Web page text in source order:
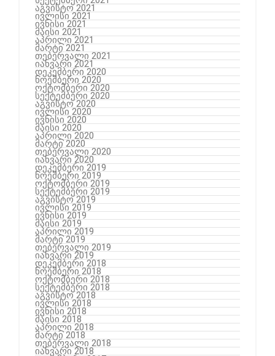
აგვისტო 2021
ივლისი 2021
ივნისი 2021
მაისი 2021
აპრილი 2021
მარტი 2021
თებერვალი 2021
იანვარი 2021
დეკემბერი 2020
ნოემბერი 2020
ოქტომბერი 2020
სექტემბერი 2020
აგვისტო 2020
ივლისი 2020
ივნისი 2020
მაისი 2020
აპრილი 2020
მარტი 2020
თებერვალი 2020
იანვარი 2020
დეკემბერი 2019
ნოემბერი 2019
ოქტომბერი 2019
სექტემბერი 2019
აგვისტო 2019
ივლისი 2019
ივნისი 2019
მაისი 2019
აპრილი 2019
მარტი 2019
თებერვალი 2019
იანვარი 2019
დეკემბერი 2018
ნოემბერი 2018
ოქტომბერი 2018
სექტემბერი 2018
აგვისტო 2018
ივლისი 2018
ივნისი 2018
მაისი 2018
აპრილი 2018
მარტი 2018
თებერვალი 2018
იანვარი 2018